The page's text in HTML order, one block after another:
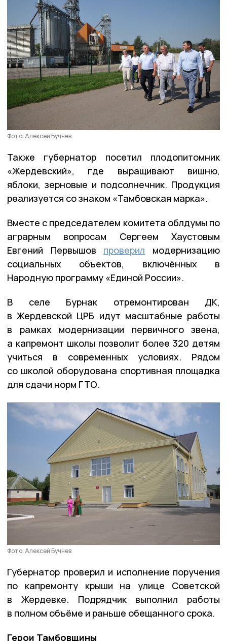
Фото: Алексей Бучнев
Также губернатор посетил плодопитомник
«Жердевский», где выращивают вишню,
яблоки, зерновые и подсолнечник. Продукция
реализуется со знаком «Тамбовская марка».
Вместе с председателем комитета облдумы по
аграрным вопросам Сергеем Хаустовым
Евгений Первышов проверил модернизацию
социальных объектов, включённых в
Народную программу «Единой России».
В селе Бурнак отремонтирован ДК,
в Жердевской ЦРБ идут масштабные работы
в рамках модернизации первичного звена,
а капремонт школы позволит более 320 детям
учиться в современных условиях. Рядом
со школой оборудована спортивная площадка
для сдачи норм ГТО.
Фото: Алексей Бучнев
Губернатор проверил и исполнение поручения
по капремонту крыши на улице Советской
в Жердевке. Подрядчик выполнил работы
в полном объёме и раньше обещанного срока.
Герои Тамбовщины